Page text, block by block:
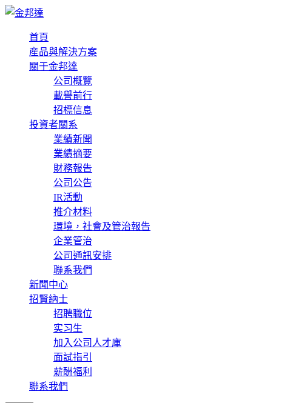
首頁
産品與解決方案
關于金邦達
公司概覽
載譽前行
招標信息
投資者關系
業績新聞
業績摘要
財務報告
公司公告
IR活動
推介材料
環境，社會及管治報告
企業管治
公司通訊安排
聯系我們
新聞中心
招賢納士
招聘職位
实习生
加入公司人才庫
面試指引
薪酬福利
聯系我們